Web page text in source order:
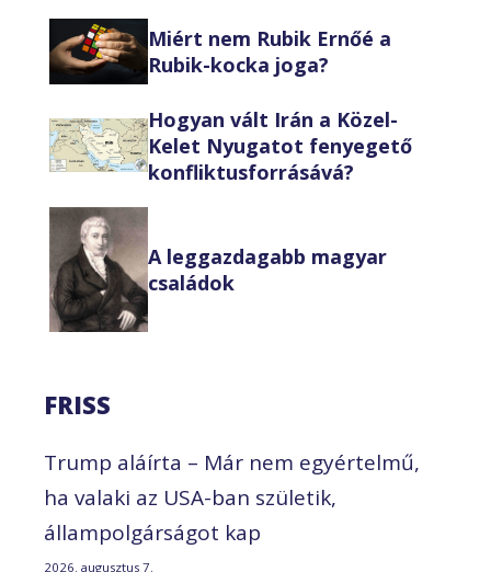
Miért nem Rubik Ernőé a
Rubik-kocka joga?
Hogyan vált Irán a Közel-
Kelet Nyugatot fenyegető
konfliktusforrásává?
A leggazdagabb magyar
családok
FRISS
Trump aláírta – Már nem egyértelmű,
ha valaki az USA-ban születik,
állampolgárságot kap
2026. augusztus 7.